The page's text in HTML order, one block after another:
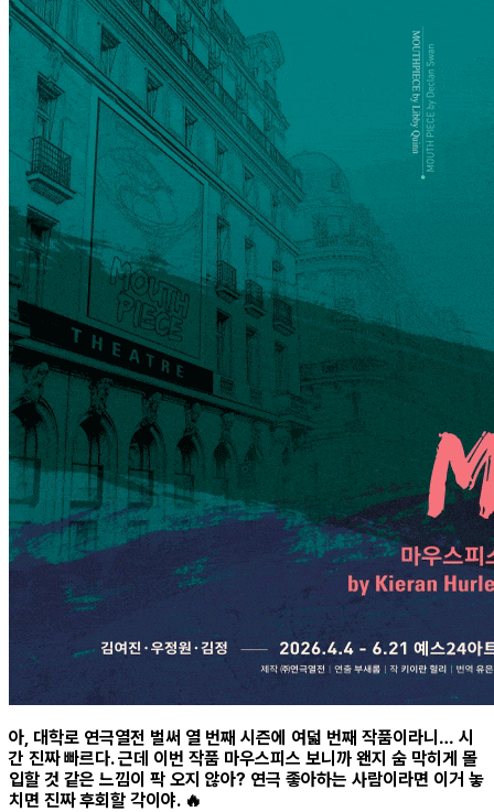
아, 대학로 연극열전 벌써 열 번째 시즌에 여덟 번째 작품이라니… 시
간 진짜 빠르다. 근데 이번 작품 마우스피스 보니까 왠지 숨 막히게 몰
입할 것 같은 느낌이 팍 오지 않아? 연극 좋아하는 사람이라면 이거 놓
치면 진짜 후회할 각이야. 🔥